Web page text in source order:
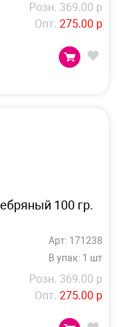
Розн. 369.00 р
Опт. 275.00 р
100 гр.
Арт: 171238
В упак: 1 шт
Розн. 369.00 р
Опт. 275.00 р